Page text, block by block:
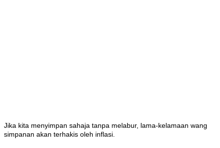
Jika kita menyimpan sahaja tanpa melabur, lama-kelamaan wang
simpanan akan terhakis oleh inflasi.